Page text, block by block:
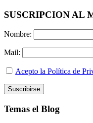
SUSCRIPCION AL
Nombre:
Mail:
Acepto la Política de
Temas el Blog